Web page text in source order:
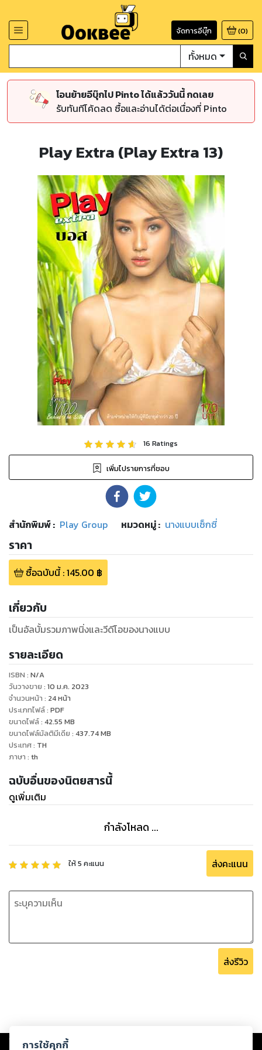
จัดการอีบุ๊ก (0)
ทั้งหมด
โอนย้ายอีบุ๊กไป Pinto ได้แล้ววันนี้ กดเลย
รับทันทีโค้ดลด ซื้อและอ่านได้ต่อเนื่องที่ Pinto
Play Extra (Play Extra 13)
16 Ratings
เพิ่มไปรายการที่ชอบ
สำนักพิมพ์: Play Group หมวดหมู่: นางแบบเซ็กซี่
ราคา
ซื้อฉบับนี้:145.00 ฿
เกี่ยวกับ
เป็นอัลบั้มรวมภาพนิ่งและวีดีโอของนางแบบ
รายละเอียด
ISBN : N/A
วันวางขาย : 10 ม.ค. 2023
จำนวนหน้า : 24หน้า
ประเภทไฟล์: PDF
ขนาดไฟล์: 42.55 MB
ขนาดไฟล์มัลติมีเดีย : 437.74MB
ประเทศ: TH
ภาษา : th
ฉบับอื่นของนิตยสารนี้
ดูเพิ่มเติม
กำลังโหลด ...
ให้5 คะแนน ส่งคะแนน
ส่งรีวิว
Copyright © 2026
การใช้คุกกี้